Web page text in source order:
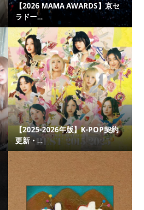
【2026 MAMA AWARDS】京セ
ラドー...
【2025-2026年版】K-POP契約
更新・...